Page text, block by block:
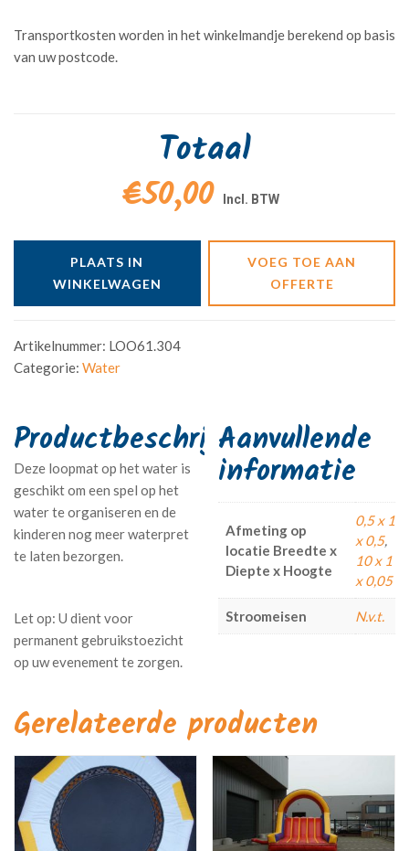
Transportkosten worden in het winkelmandje berekend op basis
van uw postcode.
Totaal
€50,00
PLAATS IN
WINKELWAGEN
VOEG TOE AAN
OFFERTE
Artikelnummer: LOO61.304
Categorie: Water
Deze loopmat op het water is
geschikt om een spel op het
water te organiseren en de
kinderen nog meer waterpret
te laten bezorgen.
Aanvullende
informatie
Afmeting op
locatie Breedte x
Diepte x Hoogte
0,5 x 1
x 0,5,
10 x 1
x 0,05
Stroomeisen N.v.t.
Gerelateerde producten